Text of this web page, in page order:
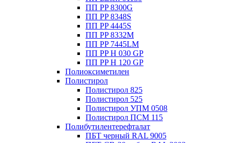
ПП PP 8300G
ПП PP 8348S
ПП PP 4445S
ПП PP 8332M
ПП PP 7445LM
ПП PP H 030 GP
ПП PP H 120 GP
Полиоксиметилен
Полистирол
Полистирол 825
Полистирол 525
Полистирол УПМ 0508
Полистирол ПСМ 115
Полибутилентерефталат
ПБТ черный RAL 9005